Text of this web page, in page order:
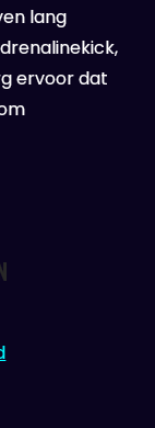
lang
ervoor dat